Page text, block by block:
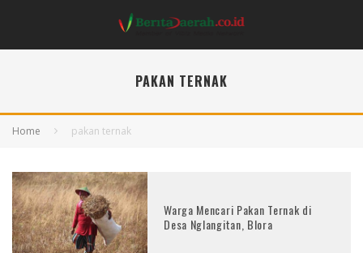
PAKAN TERNAK
Home pakan ternak
Warga Mencari Pakan Ternak di
Desa Nglangitan, Blora